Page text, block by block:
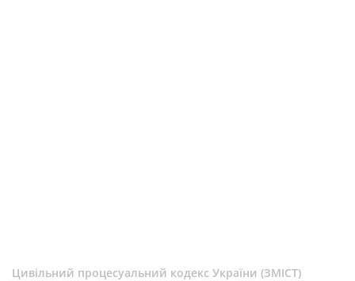
Цивільний процесуальний кодекс України (ЗМІСТ)